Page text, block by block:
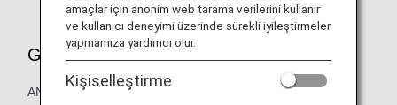
ödeyin
Geçerli Uçuşlar
ANA Uluslararası Uçuşlar
amaçlar için anonim web tarama verilerini kullanır
ve kullanıcı deneyimi üzerinde sürekli iyileştirmeler
yapmamıza yardımcı olur.
Kişiselleştirme